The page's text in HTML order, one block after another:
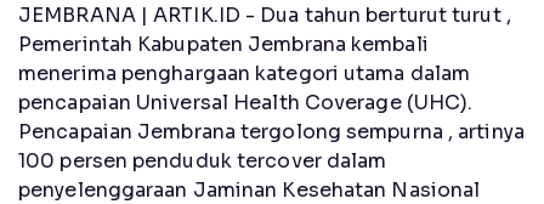
JEMBRANA | ARTIK.ID - Dua tahun berturut turut ,
Pemerintah Kabupaten Jembrana kembali
menerima penghargaan kategori utama dalam
pencapaian Universal Health Coverage (UHC).
Pencapaian Jembrana tergolong sempurna , artinya
100 persen penduduk tercover dalam
penyelenggaraan Jaminan Kesehatan Nasional